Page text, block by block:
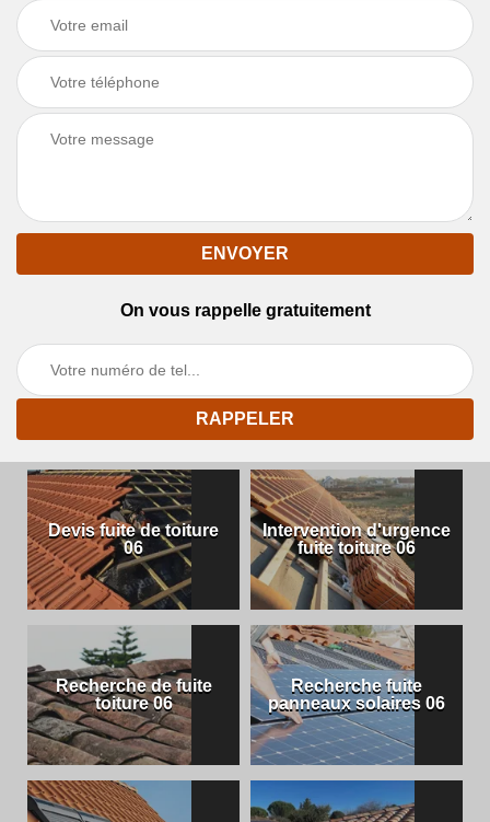
On vous rappelle gratuitement
Devis fuite de toiture
06
Intervention d'urgence
fuite toiture 06
Recherche de fuite
toiture 06
Recherche fuite
panneaux solaires 06